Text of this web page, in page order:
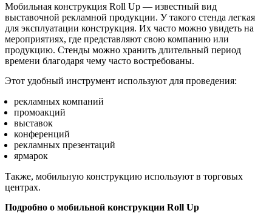
Мобильная конструкция Roll Up — известный вид
выставочной рекламной продукции. У такого стенда легкая
для эксплуатации конструкция. Их часто можно увидеть на
мероприятиях, где представляют свою компанию или
продукцию. Стенды можно хранить длительный период
времени благодаря чему часто востребованы.
Этот удобный инструмент используют для проведения:
рекламных компаний
промоакций
выставок
конференций
рекламных презентаций
ярмарок
Также, мобильную конструкцию используют в торговых
центрах.
Подробно о мобильной конструкции Roll Up